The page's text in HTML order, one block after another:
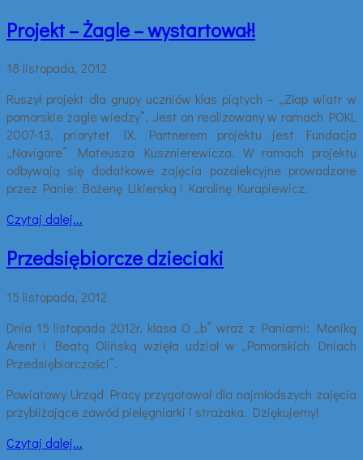
Projekt – Żagle – wystartował!
18 listopada, 2012
Ruszył projekt dla grupy uczniów klas piątych – „Złap wiatr w
pomorskie żagle wiedzy”. Jest on realizowany w ramach POKL
2007-13, priorytet IX. Partnerem projektu jest Fundacja
„Navigare” Mateusza Kusznierewicza. W ramach projektu
odbywają się dodatkowe zajęcia pozalekcyjne prowadzone
przez Panie: Bożenę Likierską i Karolinę Kurapiewicz.
Czytaj dalej...
Przedsiębiorcze dzieciaki
15 listopada, 2012
Dnia 15 listopada 2012r. klasa O „b” wraz z Paniami: Moniką
Arent i Beatą Olińską wzięła udział w „Pomorskich Dniach
Przedsiębiorczości”.
Powiatowy Urząd Pracy przygotował dla najmłodszych zajęcia
przybliżające zawód pielęgniarki i strażaka. Dziękujemy!
Czytaj dalej...